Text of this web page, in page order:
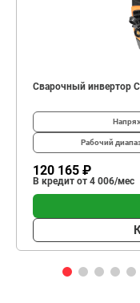
Сварочный инвертор
Рабочий
120 165 ₽
В кредит от 4 006/мес